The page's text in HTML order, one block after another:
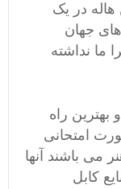
در یک
جهان
ما نداشته
راه
امتحانی
می باشند آنها
کابل